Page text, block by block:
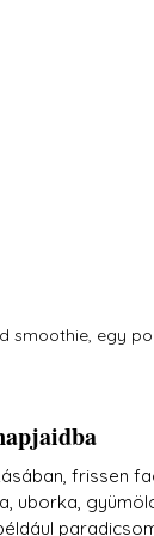
smoothie, egy
frissen
uborka,